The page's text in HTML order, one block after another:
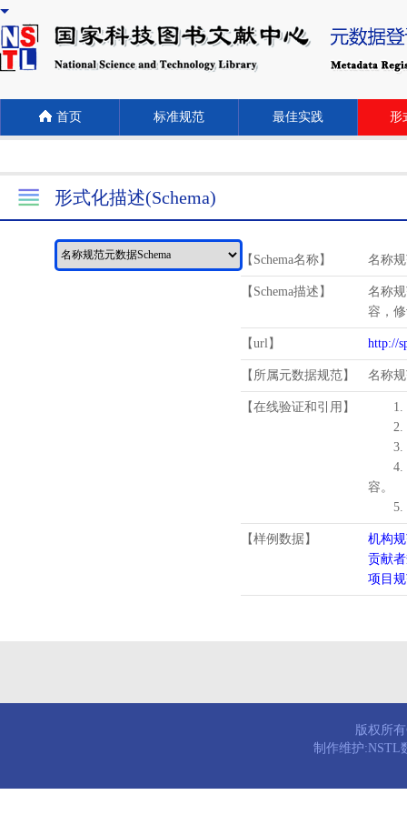
首页 标准规范 最佳实践 形
形式化描述(Schema)
【Schema名称】 名称规
【Schema描述】
名称
容，
【url】 http://
【所属元数据规范】 名称
【在线验证和引用】
1.
2.
3.
4.
容。
5.
【样例数据】
机构
贡献
项目
版权所
制作维护:NSTL